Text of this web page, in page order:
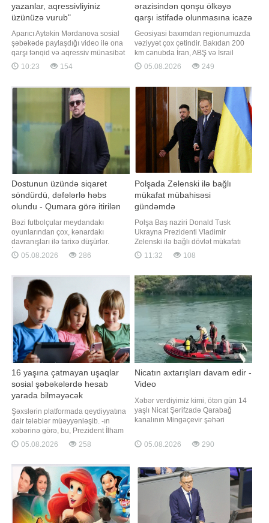
yazanlar, aqressivliyiniz
üzünüzə vurub"
Aparıcı Aytəkin Mərdanova sosial
şəbəkədə paylaşdığı video ilə ona
qarşı tənqid və aqressiv münasibət
göstərən izləyicilərə müraciət edib.
Axşam.az xəbər verir ki, aparıcı
şəxslərin onu izləmək
məcburiyyətində olmadığını bildirib:.
"Məni izləmək məcburiyyətində
deyilsiniz
10:23 154
ərazisindən qonşu ölkəyə
qarşı istifadə olunmasına icazə
verməz - Hikmət Hacıyev
Geosiyasi baxımdan regionumuzda
vəziyyət çox çətindir. Bakıdan 200
km cənubda İran, ABŞ və İsrail
arasında müharibə gedir. 200 km
şimalda isə Rusiya-Ukrayna
"Milliyet" qəzeti xəbər verir ki, bu
barədə Azərbaycan Prezidentinin
köməkçisi - Azərbaycan
Respublikas
05.08.2026 249
Dostunun üzündə siqaret
söndürdü, dəfələrlə həbs
olundu - Qumara görə itirilən
şöhrət
Bəzi futbolçular meydandakı
oyunlarından çox, kənardakı
davranışları ilə tarixə düşürlər.
İngiltərə futbolunun ən mübahisəli
simalarından biri hesab olunan Coi
istedadı ilə Premyer Liqada uzun
illər oynasa da, karyerasını kölgədə
qoyan saysız-hesabsız qalmaqalları
05.08.2026 286
Polşada Zelenski ilə bağlı
mükafat mübahisəsi
gündəmdə
Polşa Baş naziri Donald Tusk
Ukrayna Prezidenti Vladimir
Zelenski ilə bağlı dövlət mükafatı
məsələsində qərar verməyə
çağırılıb. xəbər verir ki, Polşa
rəhbəri Zbiqnev Boqutski bu barədə
X sosial şəbəkəsində paylaşım
edib. Boqutski bildirib ki, Donald
Tusk vəzifə borcun
11:32 108
16 yaşına çatmayan uşaqlar
sosial şəbəkələrdə hesab
yarada bilməyəcək
Şəxslərin platformada qeydiyyatına
dair tələblər müəyyənləşib. -ın
xəbərinə görə, bu, Prezident İlham
Əliyevin tətbiqi barədə Fərman
imzaladığı "İnformasiya,
informasiyanın mühafizəsi
haqqında" qanuna əlavə edilən
yeni maddələrdə əksini tapıb.
Qanuna əsasən, 16 yaşı tama
05.08.2026 258
Nicatın axtarışları davam edir -
Video
Xəbər verdiyimiz kimi, ötən gün 14
yaşlı Nicat Şərifzadə Qarabağ
kanalının Mingəçevir şəhəri
BİG.AZ xəbər verir ki, hadisə ilə
bağlı Fövqəladə Hallar Nazirliyinin
məlumat daxil olub. Məlumatla
əlaqədar dərhal FHN-in Kiçikhəcml
05.08.2026 290